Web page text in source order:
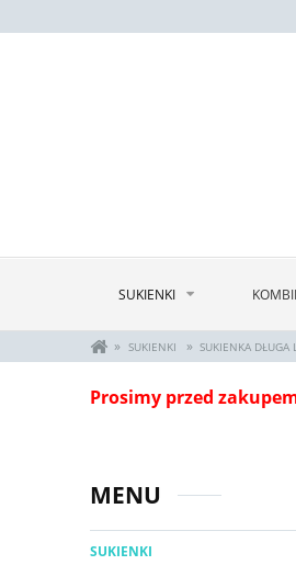
SUKIENKI
» SUKIENKI » SUKIENKA DŁUGA
Prosimy przed
MENU
SUKIENKI